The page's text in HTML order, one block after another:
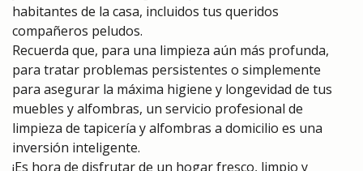
habitantes de la casa, incluidos tus queridos
compañeros peludos.
Recuerda que, para una limpieza aún más profunda,
para tratar problemas persistentes o simplemente
para asegurar la máxima higiene y longevidad de tus
muebles y alfombras, un servicio profesional de
limpieza de tapicería y alfombras a domicilio es una
inversión inteligente.
¡Es hora de disfrutar de un hogar fresco, limpio y